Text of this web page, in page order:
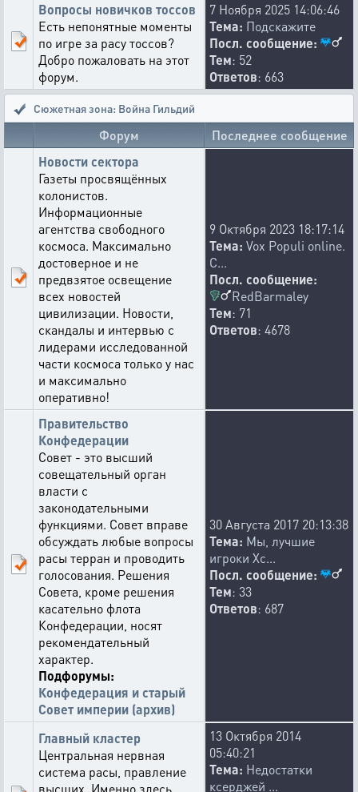
Вопросы новичков тоссов
Есть непонятные моменты
по игре за расу тоссов?
Добро пожаловать на этот
форум.
7 Ноября 2025 14:06:46
Тема: Подскажите
Посл. сообщение:
Тем: 52
Ответов: 663
Сюжетная зона: Война Гильдий
Форум
Последнее сообщение
Новости сектора
Газеты просвящённых
колонистов.
Информационные
агентства свободного
космоса. Максимально
достоверное и не
предвзятое освещение
всех новостей
цивилизации. Новости,
скандалы и интервью с
лидерами исследованной
части космоса только у нас
и максимально
оперативно!
9 Октября 2023 18:17:14
Тема: Vox Populi online.
С...
Посл. сообщение:
RedBarmaley
Тем: 71
Ответов: 4678
Правительство
Конфедерации
Совет - это высший
совещательный орган
власти с
законодательными
функциями. Совет вправе
обсуждать любые вопросы
расы терран и проводить
голосования. Решения
Совета, кроме решения
касательно флота
Конфедерации, носят
рекомендательный
характер.
Подфорумы:
Конфедерация и старый
Совет империи (архив)
30 Августа 2017 20:13:38
Тема: Мы, лучшие
игроки Xc...
Посл. сообщение:
Тем: 33
Ответов: 687
Главный кластер
Центральная нервная
система расы, правление
высших. Именно здесь
13 Октября 2014
05:40:21
Тема: Недостатки
ксерджей ...